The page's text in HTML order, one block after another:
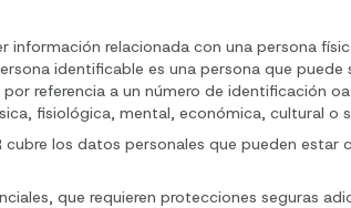
información relacionada con una persona
identificable es una persona que puede
referencia a un número de identificación
fisiológica, mental, económica, cultural o
cubre los datos personales que pueden estar
que requieren protecciones seguras